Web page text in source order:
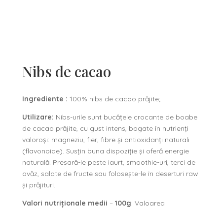
Nibs de cacao
Ingrediente : 100% nibs de cacao prăjite;
Utilizare: Nibs-urile sunt bucățele crocante de boabe
de cacao prăjite, cu gust intens, bogate în nutrienți
valoroși: magneziu, fier, fibre și antioxidanți naturali
(flavonoide). Susțin buna dispoziție și oferă energie
naturală. Presară-le peste iaurt, smoothie-uri, terci de
ovăz, salate de fructe sau folosește-le în deserturi raw
și prăjituri.
Valori nutriționale medii – 100g: Valoarea